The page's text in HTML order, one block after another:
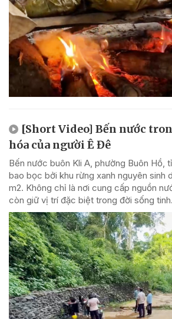
[Short Video] Bến nước
hóa của người Ê Đê
Bến nước buôn Kli A, phường Buôn Hồ,
bao bọc bởi khu rừng xanh nguyên sinh
m2. Không chỉ là nơi cung cấp nguồn
còn giữ vị trí đặc biệt trong đời sống